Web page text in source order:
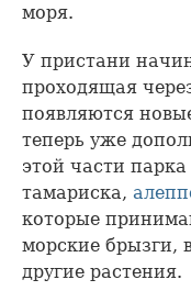
моря.
У пристани
проходящая
появляются
теперь уже
этой части
тамариска,
которые
морские брызги,
другие растения.